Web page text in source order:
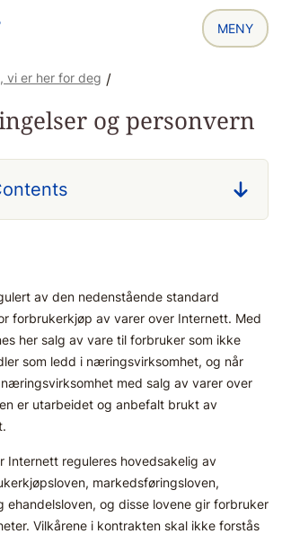
vi er her for deg /
og personvern
av den nedenstående standard
forbrukerkjøp av varer over Internett. Med
her salg av vare til forbruker som ikke
som ledd i næringsvirksomhet, og når
med salg av varer over
er utarbeidet og anbefalt brukt av
Internett reguleres hovedsakelig av
markedsføringsloven,
ehandelsloven, og disse lovene gir forbruker
Vilkårene i kontrakten skal ikke forstås